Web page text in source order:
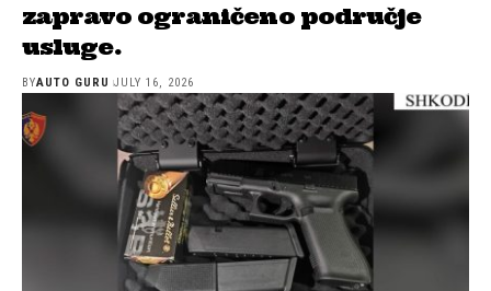
zapravo ograničeno područje
usluge.
BYAUTO GURU JULY 16, 2026